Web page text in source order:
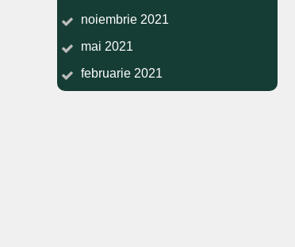
noiembrie 2021
mai 2021
februarie 2021